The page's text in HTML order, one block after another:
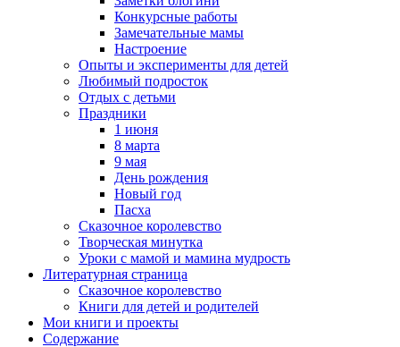
Конкурсные работы
Замечательные мамы
Настроение
Опыты и эксперименты для детей
Любимый подросток
Отдых с детьми
Праздники
1 июня
8 марта
9 мая
День рождения
Новый год
Пасха
Сказочное королевство
Творческая минутка
Уроки с мамой и мамина мудрость
Литературная страница
Сказочное королевство
Книги для детей и родителей
Мои книги и проекты
Содержание